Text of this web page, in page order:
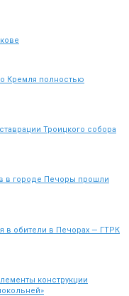
Кремля полностью
Троицкого собора
в городе Печоры прошли
в обители в Печорах — ГТРК
конструкции